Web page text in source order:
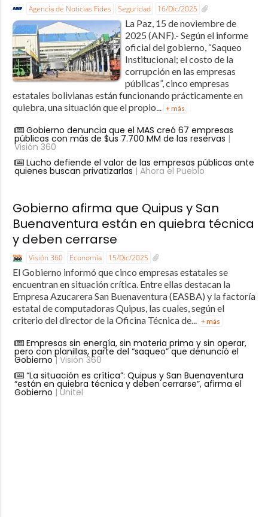
Agencia de Noticias Fides Seguridad 16/Dic/2025
La Paz, 15 de noviembre de
2025 (ANF).- Según el informe
oficial del gobierno, “Saqueo
Institucional; el costo de la
corrupción en las empresas
públicas”, cinco empresas
estatales bolivianas están funcionando prácticamente en
quiebra, una situación que el propio... + más
Gobierno denuncia que el MAS creó 67 empresas
públicas con más de $us 7.700 MM de las reservas |
Visión 360
Lucho defiende el valor de las empresas públicas ante
quienes buscan privatizarlas | Ahora el Pueblo
Gobierno afirma que Quipus y San
Buenaventura están en quiebra técnica
y deben cerrarse
Visión 360 Economía 15/Dic/2025
El Gobierno informó que cinco empresas estatales se
encuentran en situación crítica. Entre ellas destacan la
Empresa Azucarera San Buenaventura (EASBA) y la factoría
estatal de computadoras Quipus, las cuales, según el
criterio del director de la Oficina Técnica de... + más
Empresas sin energía, sin materia prima y sin operar,
pero con planillas, parte del “saqueo” que denunció el
Gobierno | Visión 360
“La situación es crítica”: Quipus y San Buenaventura
“están en quiebra técnica y deben cerrarse”, afirma el
Gobierno | Unitel